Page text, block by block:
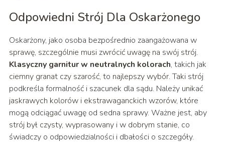
Odpowiedni Strój Dla Oskarżonego
Oskarżony, jako osoba bezpośrednio zaangażowana w
sprawę, szczególnie musi zwrócić uwagę na swój strój.
Klasyczny garnitur w neutralnych kolorach, takich jak
ciemny granat czy szarość, to najlepszy wybór. Taki strój
podkreśla formalność i szacunek dla sądu. Należy unikać
jaskrawych kolorów i ekstrawaganckich wzorów, które
mogą odciągać uwagę od sedna sprawy. Ważne jest, aby
strój był czysty, wyprasowany i w dobrym stanie, co
świadczy o odpowiedzialności i dbałości o szczegóły.